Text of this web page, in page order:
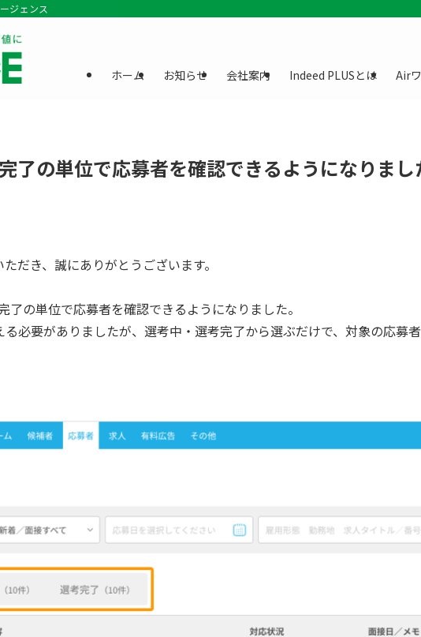
ジェンス
ホーム お知らせ 会社案内 Indeed PLUSとは Air
了の単位で応募者を確認できるようになりまし
だき、誠にありがとうございます。
了の単位で応募者を確認できるようになりました。
必要がありましたが、選考中・選考完了から選ぶだけで、対象の応募